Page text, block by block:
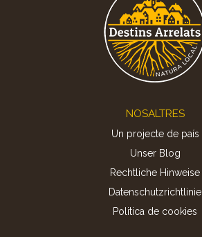
NOSALTRES
Un projecte de país
Unser Blog
Rechtliche Hinweise
Datenschutzrichtlinie
Politica de cookies